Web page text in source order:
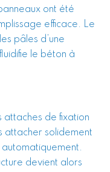
ont été
efficace. Le
pâles d’une
le béton à
attaches de fixation
attacher solidement
devient alors